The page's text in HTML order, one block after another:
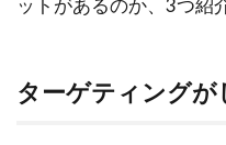
ットがあるのか、3つ紹
ターゲティングが